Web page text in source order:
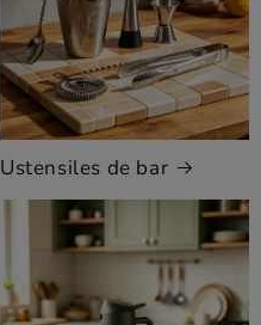
Ustensiles de bar